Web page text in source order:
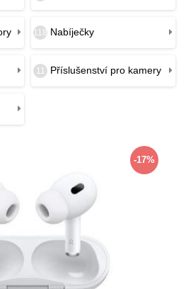
118 Nabíječky
11 Příslušenství pro kamery
-17%